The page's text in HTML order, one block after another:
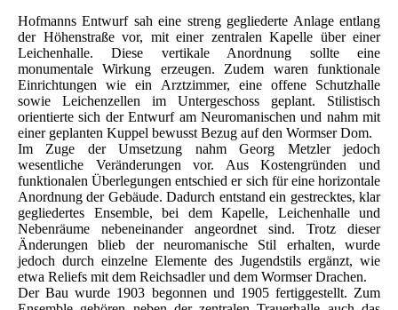
Hofmanns Entwurf sah eine streng gegliederte Anlage entlang
der Höhenstraße vor, mit einer zentralen Kapelle über einer
Leichenhalle. Diese vertikale Anordnung sollte eine
monumentale Wirkung erzeugen. Zudem waren funktionale
Einrichtungen wie ein Arztzimmer, eine offene Schutzhalle
sowie Leichenzellen im Untergeschoss geplant. Stilistisch
orientierte sich der Entwurf am Neuromanischen und nahm mit
einer geplanten Kuppel bewusst Bezug auf den Wormser Dom.
Im Zuge der Umsetzung nahm Georg Metzler jedoch
wesentliche Veränderungen vor. Aus Kostengründen und
funktionalen Überlegungen entschied er sich für eine horizontale
Anordnung der Gebäude. Dadurch entstand ein gestrecktes, klar
gegliedertes Ensemble, bei dem Kapelle, Leichenhalle und
Nebenräume nebeneinander angeordnet sind. Trotz dieser
Änderungen blieb der neuromanische Stil erhalten, wurde
jedoch durch einzelne Elemente des Jugendstils ergänzt, wie
etwa Reliefs mit dem Reichsadler und dem Wormser Drachen.
Der Bau wurde 1903 begonnen und 1905 fertiggestellt. Zum